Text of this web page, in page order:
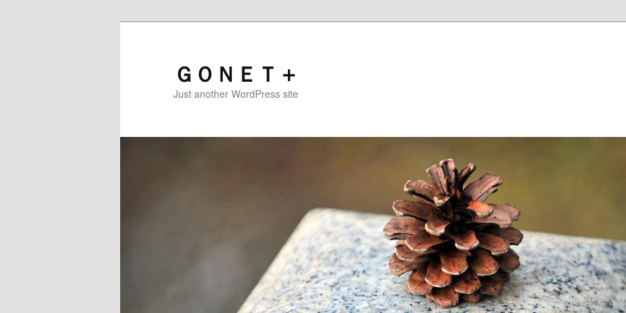
ＧＯＮＥＴ＋
Just another WordPress site